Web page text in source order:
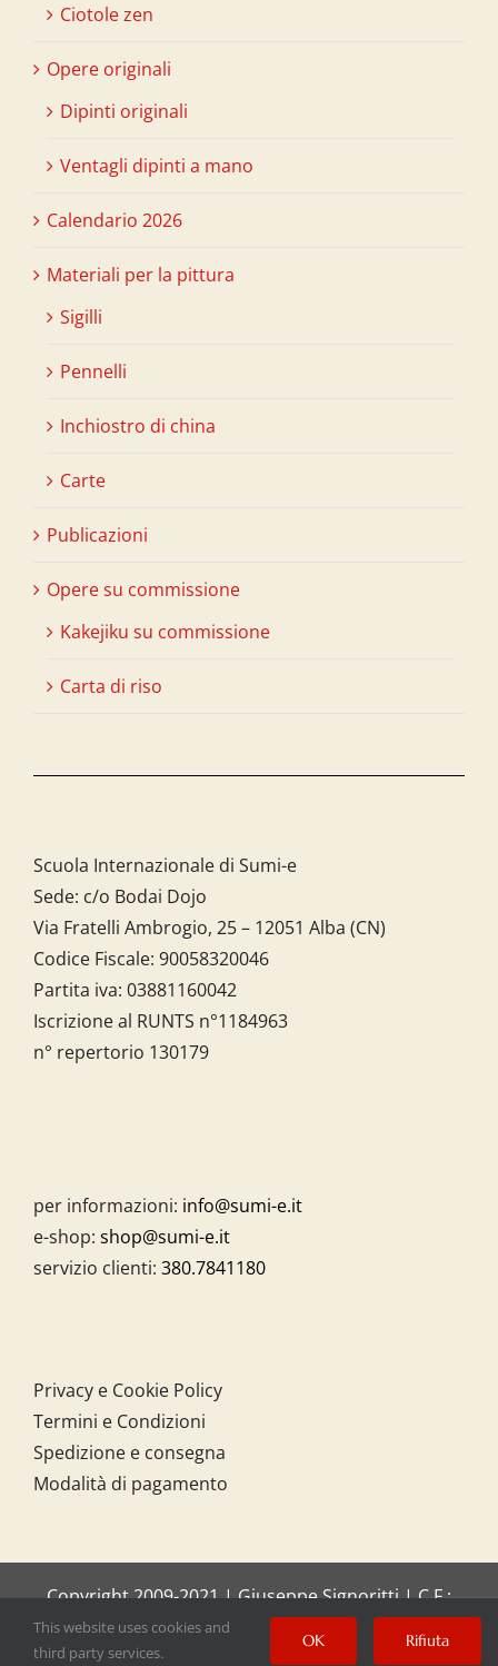
Ciotole zen
Opere originali
Dipinti originali
Ventagli dipinti a mano
Calendario 2026
Materiali per la pittura
Sigilli
Pennelli
Inchiostro di china
Carte
Publicazioni
Opere su commissione
Kakejiku su commissione
Carta di riso
Scuola Internazionale di Sumi-e
Sede: c/o Bodai Dojo
Via Fratelli Ambrogio, 25 – 12051 Alba (CN)
Codice Fiscale: 90058320046
Partita iva: 03881160042
Iscrizione al RUNTS n°1184963
n° repertorio 130179
per informazioni: info@sumi-e.it
e-shop: shop@sumi-e.it
servizio clienti: 380.7841180
Privacy e Cookie Policy
Termini e Condizioni
Spedizione e consegna
Modalità di pagamento
Copyright 2009-2021 | Giuseppe Signoritti | C.F.:
SGNGPP61C20I158O
This website uses cookies and
third party services.
OK Rifiuta